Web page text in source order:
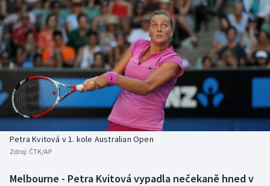
Cyklistika
DALŠÍ SPORTY
Americký fotbal
Baseball a softbal
Biatlon
NEPŘEHLÉDNĚTE
Soutěže
Aplikace ČT sport
Petra Kvitová v 1. kole Australian Open
Zdroj: ČTK/AP
Melbourne - Petra Kvitová vypadla nečekaně hned v